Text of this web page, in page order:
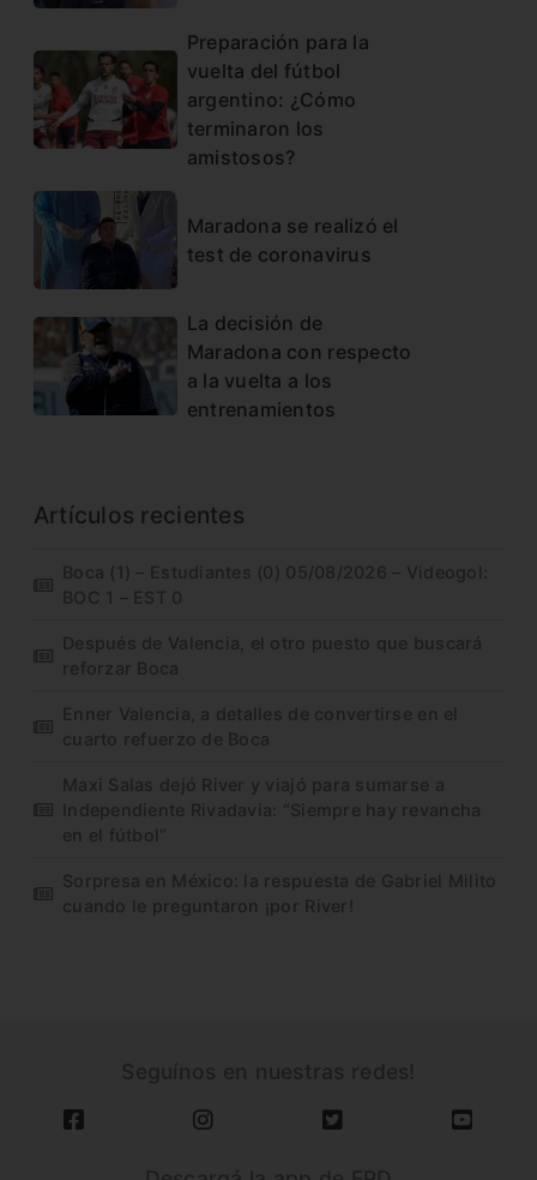
Preparación para la
vuelta del fútbol
argentino: ¿Cómo
terminaron los
amistosos?
Maradona se realizó el
test de coronavirus
La decisión de
Maradona con respecto
a la vuelta a los
entrenamientos
Artículos recientes
Boca (1) – Estudiantes (0) 05/08/2026 – Videogol:
BOC 1 – EST 0
Después de Valencia, el otro puesto que buscará
reforzar Boca
Enner Valencia, a detalles de convertirse en el
cuarto refuerzo de Boca
Maxi Salas dejó River y viajó para sumarse a
Independiente Rivadavia: “Siempre hay revancha
en el fútbol”
Sorpresa en México: la respuesta de Gabriel Milito
cuando le preguntaron ¡por River!